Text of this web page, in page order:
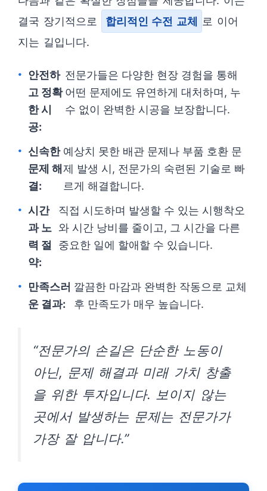
결국 장기적으로
합리적인 수전 교체
로 이어
지는 길입니다.
안전하
고 정확
한 시
공:
전문가들은 다양한 현장 경험을 통해
어떤 문제에도 유연하게 대처하며, 누
수 없이 완벽한 시공을 보장합니다.
신속한
문제 해
결:
예상치 못한 배관 문제나 부품 호환 문
제 발생 시, 전문가의 숙련된 기술로 빠
르게 해결합니다.
시간
과 노
력 절
약:
직접 시도하며 발생할 수 있는 시행착오
와 시간 낭비를 줄이고, 그 시간을 다른
중요한 일에 할애할 수 있습니다.
만족스러
운 결과:
깔끔한 마감과 완벽한 작동으로 교체
후 만족도가 매우 높습니다.
“전문가의 손길은 단순한 노동이
아닌, 문제 해결과 미래 가치 창출
을 위한 투자입니다. 보이지 않는
곳에서 발생하는 문제는 전문가가
가장 잘 압니다.”